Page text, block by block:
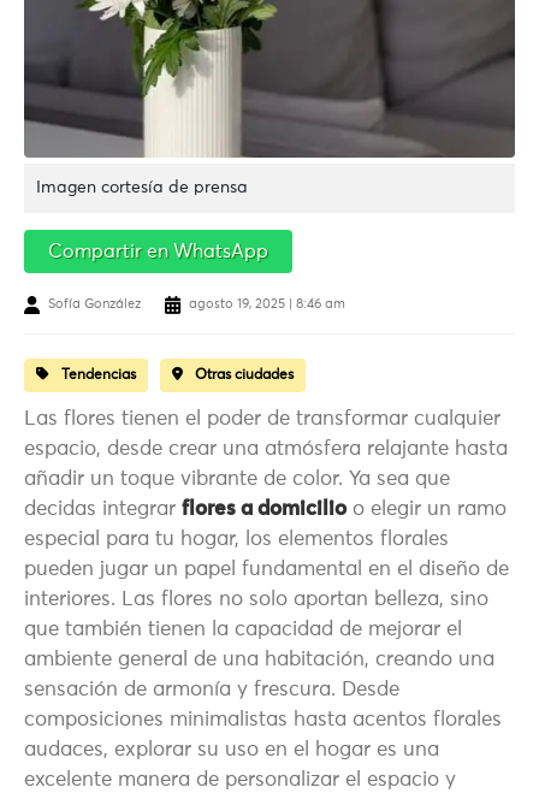
Imagen cortesía de prensa
Compartir en WhatsApp
Sofía González agosto 19, 2025 | 8:46 am
Tendencias Otras ciudades
Las flores tienen el poder de transformar cualquier
espacio, desde crear una atmósfera relajante hasta
añadir un toque vibrante de color. Ya sea que
decidas integrar flores a domicilioo elegir un ramo
especial para tu hogar, los elementos florales
pueden jugar un papel fundamental en el diseño de
interiores. Las flores no solo aportan belleza, sino
que también tienen la capacidad de mejorar el
ambiente general de una habitación, creando una
sensación de armonía y frescura. Desde
composiciones minimalistas hasta acentos florales
audaces, explorar su uso en el hogar es una
excelente manera de personalizar el espacio y